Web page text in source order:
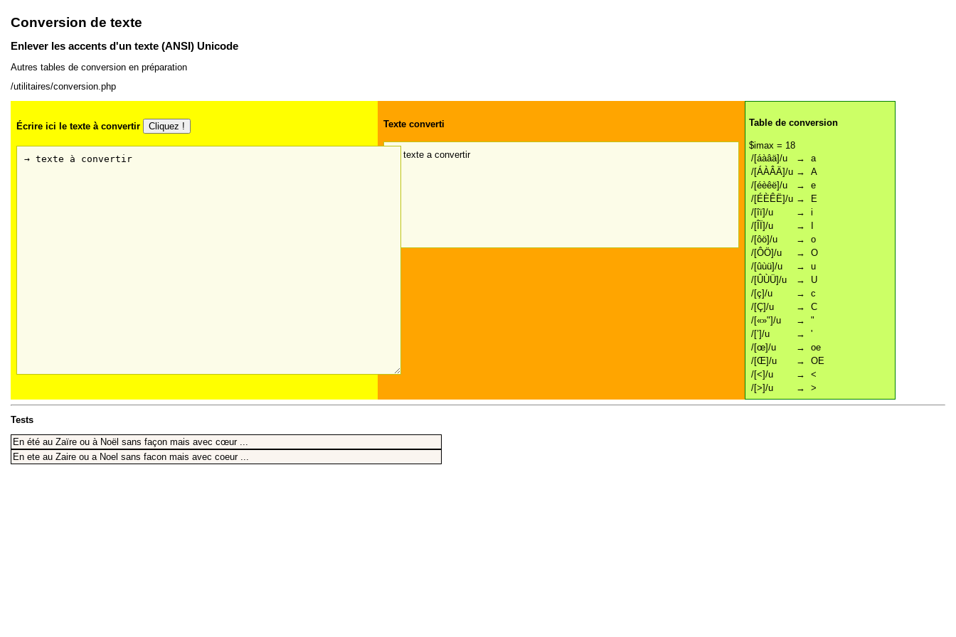
Conversion de texte
Enlever les accents d'un texte (ANSI) Unicode
Autres tables de conversion en préparation
/utilitaires/conversion.php
Écrire ici le texte à convertir Texte converti
→ texte a convertir
Table de conversion
$imax = 18
/[áàâä]/u
→
a
/[ÁÀÂÄ]/u →
A
/[éèêë]/u
→
e
/[ÉÈÊË]/u →
E
/[îï]/u
→
i
/[ÎÏ]/u
→
/[ôö]/u
→
o
/[ÔÖ]/u
→
O
/[ûùü]/u
→
u
/[ÛÙÜ]/u
→
U
/[ç]/u
→
c
/[Ç]/u
→
C
/[«»"]/u
→
"
/[’]/u
→
'
/[œ]/u
→
oe
/[Œ]/u
→
OE
/[<]/u
→
<
/[>]/u
→ >
Tests
En été au Zaïre ou à Noël sans façon mais avec cœur ...
En ete au Zaire ou a Noel sans facon mais avec coeur ...